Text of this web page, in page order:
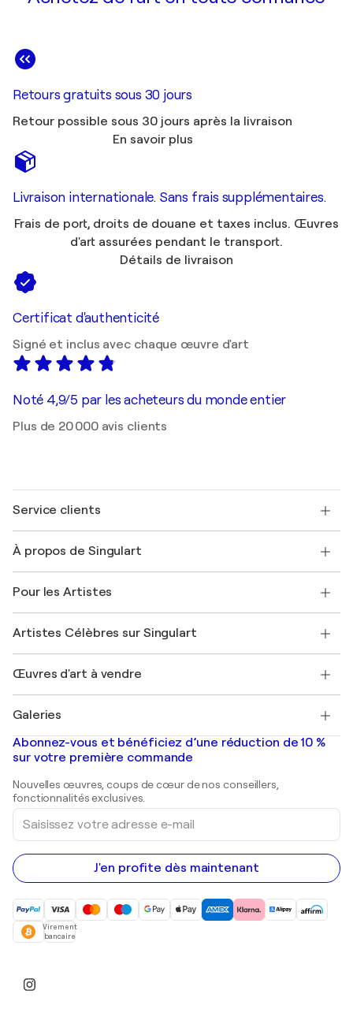
Retours gratuits sous 30 jours
Retour possible sous 30 jours après la livraison
En savoir plus
Livraison internationale. Sans frais supplémentaires.
Frais de port, droits de douane et taxes inclus. Œuvres
d'art assurées pendant le transport.
Détails de livraison
Certificat d'authenticité
Signé et inclus avec chaque œuvre d'art
Noté 4,9/5 par les acheteurs du monde entier
Plus de 20 000 avis clients
Service clients
Expédition
Offrir une carte cadeau
Rejoignez notre programme commercial
Mon compte
+33 1 76 44 06 42
À propos de Singulart
FAQ
Magazine Singulart
Emplois
Découvrez une sélection d'art original
Pour les Artistes
Se connecter en tant qu'Artiste
Artistes Célèbres sur Singulart
Marc Chagall
Banksy
Mr. Brainwash
Shepard Fairey
Œuvres d'art à vendre
Tableaux abstraits à vendre
Peintures de paysage
Estampes
Peintures acryliques
Galeries
Galeries d'art en France
Galeries d'art en Belgique
Abonnez-vous et bénéficiez d’une réduction de 10 %
sur votre première commande
Nouvelles œuvres, coups de cœur de nos conseillers,
fonctionnalités exclusives.
Saisissez
votre
adresse
e-
mail
J'en profite dès maintenant
Virement
bancaire